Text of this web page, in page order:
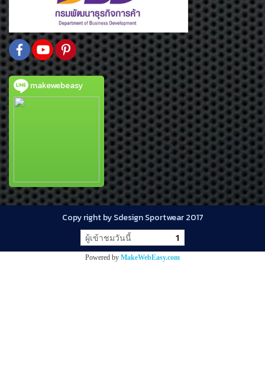
makewebeasy
Copy right by Sdesign Sportwear 2017
ผู้เข้าชมวันนี้ 1
Powered by MakeWebEasy.com